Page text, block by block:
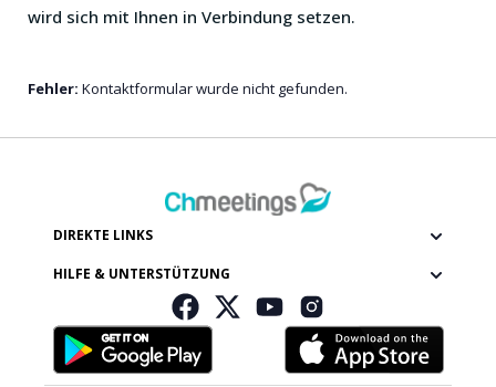
wird sich mit Ihnen in Verbindung setzen.
Fehler: Kontaktformular wurde nicht gefunden.
DIREKTE LINKS
HILFE & UNTERSTÜTZUNG